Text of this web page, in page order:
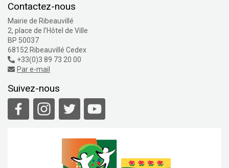
Contactez-nous
Mairie de Ribeauvillé
2, place de l'Hôtel de Ville
BP 50037
68152 Ribeauvillé Cedex
+33(0)3 89 73 20 00
Par e-mail
Suivez-nous